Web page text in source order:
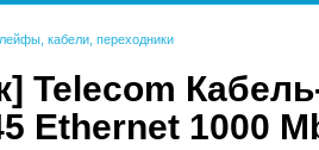
кабели, переходники
Telecom
Ethernet 1000